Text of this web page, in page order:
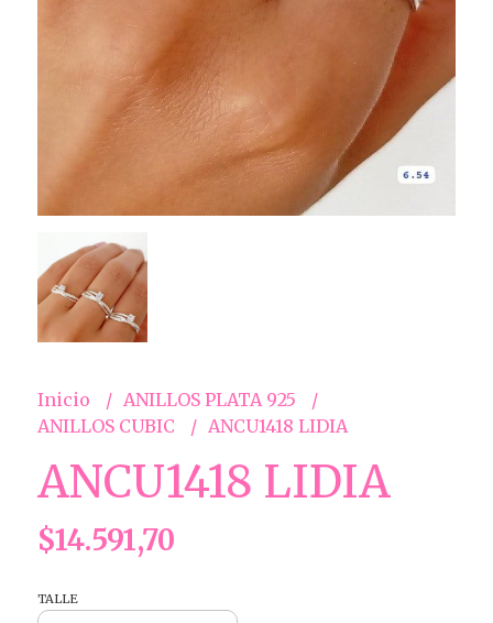
Inicio
ANILLOS PLATA 925
ANILLOS CUBIC
ANCU1418 LIDIA
ANCU1418 LIDIA
$14.591,70
TALLE